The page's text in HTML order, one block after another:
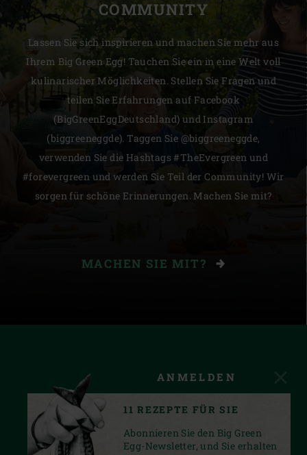
COMMUNITY
Lassen Sie sich inspirieren und machen Sie mehr aus
Ihrem Big Green Egg! Tauchen Sie ein in eine Welt voll
kulinarischer Möglichkeiten. Stellen Sie Fragen und
teilen Sie Erfahrungen auf Facebook
(BigGreenEggDeutschland) und Instagram
(biggreeneggde). Taggen Sie @biggreeneggde,
verwenden Sie die Hashtags #TheEvergreen und
#forevergreen und werden Sie Teil der Community! Wir
sorgen für schöne Erinnerungen. Machen Sie mit?
MACHEN SIE MIT?
ANMELDEN
11 REZEPTE FÜR SIE
Abonnieren Sie den Big Green
Egg-Newsletter, und Sie erhalten